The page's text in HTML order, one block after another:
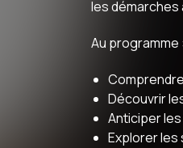
les démarches
Au programme :
Découvrir
Anticiper
Explorer les